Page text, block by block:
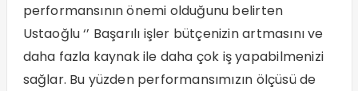
performansının önemi olduğunu belirten
Ustaoğlu ‘’ Başarılı işler bütçenizin artmasını ve
daha fazla kaynak ile daha çok iş yapabilmenizi
sağlar. Bu yüzden performansımızın ölçüsü de